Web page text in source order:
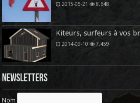
2015-05-21 8,648
Kiteurs, surfeurs à vos
2014-09-10 7,459
Newsletters
Nom